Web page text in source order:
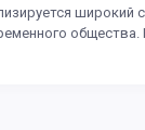
широкий
общества.